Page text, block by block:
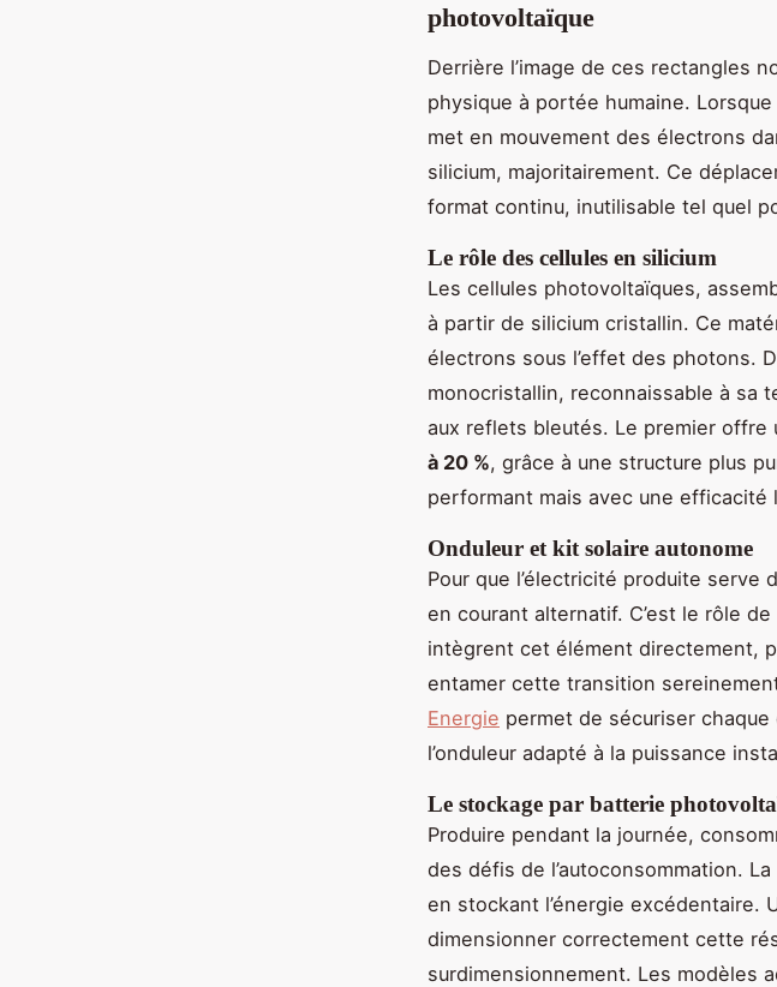
photovoltaïque
Derrière l’image de ces rectangles
physique à portée humaine.
met en mouvement des électrons
silicium, majoritairement. Ce
format continu, inutilisable tel quel
Le rôle des cellules en silicium
Les cellules photovoltaïques,
à partir de silicium cristallin. Ce
électrons sous l’effet des photons.
monocristallin, reconnaissable à sa
aux reflets bleutés. Le premier offre
à 20 %, grâce à une structure plus
performant mais avec une efficacité
Onduleur et kit solaire autonome
Pour que l’électricité produite
en courant alternatif. C’est le rôle
intègrent cet élément directement,
entamer cette transition
Energie permet de sécuriser
l’onduleur adapté à la puissance
Le stockage par batterie
Produire pendant la journée,
des défis de l’autoconsommation.
en stockant l’énergie excédentaire.
dimensionner correctement cette
surdimensionnement. Les modèles